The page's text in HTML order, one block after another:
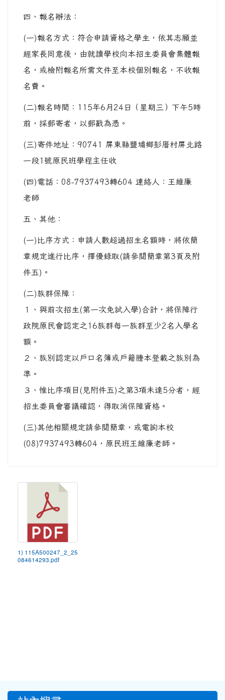
四、報名辦法：
(一)報名方式：符合申請資格之學生，依其志願並
經家長同意後，由就讀學校向本招生委員會集體報
名，或檢附報名所需文件至本校個別報名，不收報
名費。
(二)報名時間：115年6月24日（星期三）下午5時
前，採郵寄者，以郵戳為憑。
(三)寄件地址：90741 屏東縣鹽埔鄉彭厝村屏北路
一段1號原民班學程主任收
(四)電話：08-7937493轉604 連絡人：王維廉
老師
五、其他：
(一)比序方式：申請人數超過招生名額時，將依簡
章規定進行比序，擇優錄取(請參閱簡章第3頁及附
件五)。
(二)族群保障：
１、與前次招生(第一次免試入學)合計，將保障行
政院原民會認定之16族群每一族群至少2名入學名
額。
２、族別認定以戶口名簿或戶籍謄本登載之族別為
準。
３、惟比序項目(見附件五)之第3項未達5分者，經
招生委員會審議確認，得取消保障資格。
(三)其他相關規定請參閱簡章，或電詢本校
(08)7937493轉604，原民班王維廉老師。
1) 115A500247_2_25
084614293.pdf
:::